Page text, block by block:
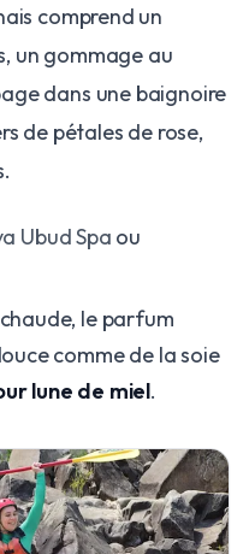
comprend un
un gommage au
dans une baignoire
de pétales de rose,
Ubud Spa ou
le parfum
comme de la soie
lune de miel.